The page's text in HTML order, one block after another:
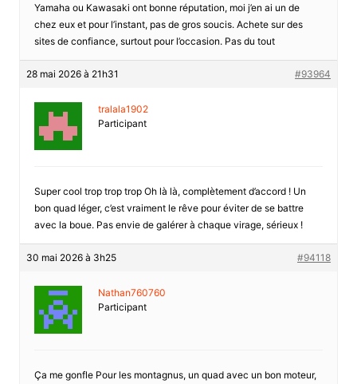
Yamaha ou Kawasaki ont bonne réputation, moi j’en ai un de
chez eux et pour l’instant, pas de gros soucis. Achete sur des
sites de confiance, surtout pour l’occasion. Pas du tout
28 mai 2026 à 21h31 #93964
tralala1902
Participant
Super cool trop trop trop Oh là là, complètement d’accord ! Un
bon quad léger, c’est vraiment le rêve pour éviter de se battre
avec la boue. Pas envie de galérer à chaque virage, sérieux !
30 mai 2026 à 3h25 #94118
Nathan760760
Participant
Ça me gonfle Pour les montagnus, un quad avec un bon moteur,